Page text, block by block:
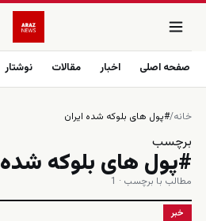
صفحه اصلی اخبار مقالات نوشتار
خانه/#پول های بلوکه شده ایران
برچسب
#پول های بلوکه شده
مطالب با برچسب · 1
خبر